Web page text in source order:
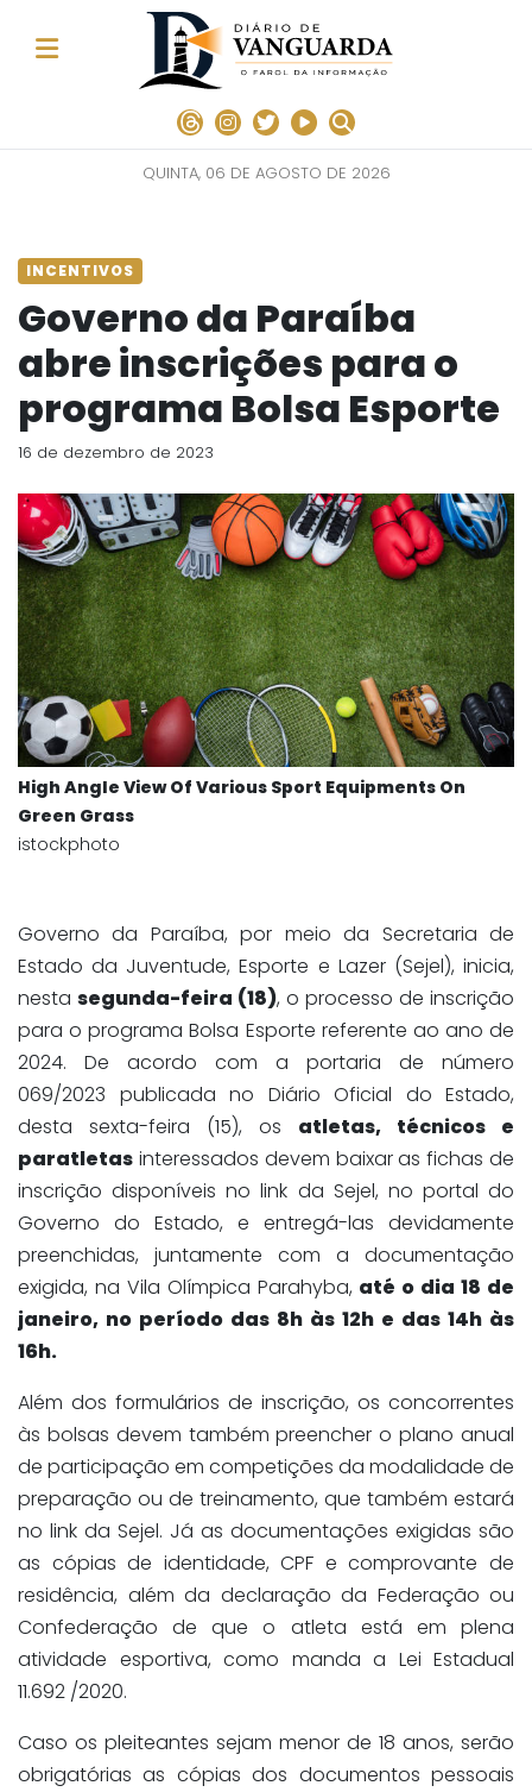
QUINTA, 06 DE AGOSTO DE 2026
INCENTIVOS
Governo da Paraíba
abre inscrições para o
programa Bolsa Esporte
16 de dezembro de 2023
High Angle View Of Various Sport Equipments On
Green Grass
istockphoto
Governo da Paraíba, por meio da Secretaria de
Estado da Juventude, Esporte e Lazer (Sejel), inicia,
nesta segunda-feira (18), o processo de inscrição
para o programa Bolsa Esporte referente ao ano de
2024. De acordo com a portaria de número
069/2023 publicada no Diário Oficial do Estado,
desta sexta-feira (15), os atletas, técnicos e
paratletas interessados devem baixar as fichas de
inscrição disponíveis no link da Sejel, no portal do
Governo do Estado, e entregá-las devidamente
preenchidas, juntamente com a documentação
exigida, na Vila Olímpica Parahyba, até o dia 18 de
janeiro, no período das 8h às 12h e das 14h às
16h.
Além dos formulários de inscrição, os concorrentes
às bolsas devem também preencher o plano anual
de participação em competições da modalidade de
preparação ou de treinamento, que também estará
no link da Sejel. Já as documentações exigidas são
as cópias de identidade, CPF e comprovante de
residência, além da declaração da Federação ou
Confederação de que o atleta está em plena
atividade esportiva, como manda a Lei Estadual
11.692 /2020.
Caso os pleiteantes sejam menor de 18 anos, serão
obrigatórias as cópias dos documentos pessoais